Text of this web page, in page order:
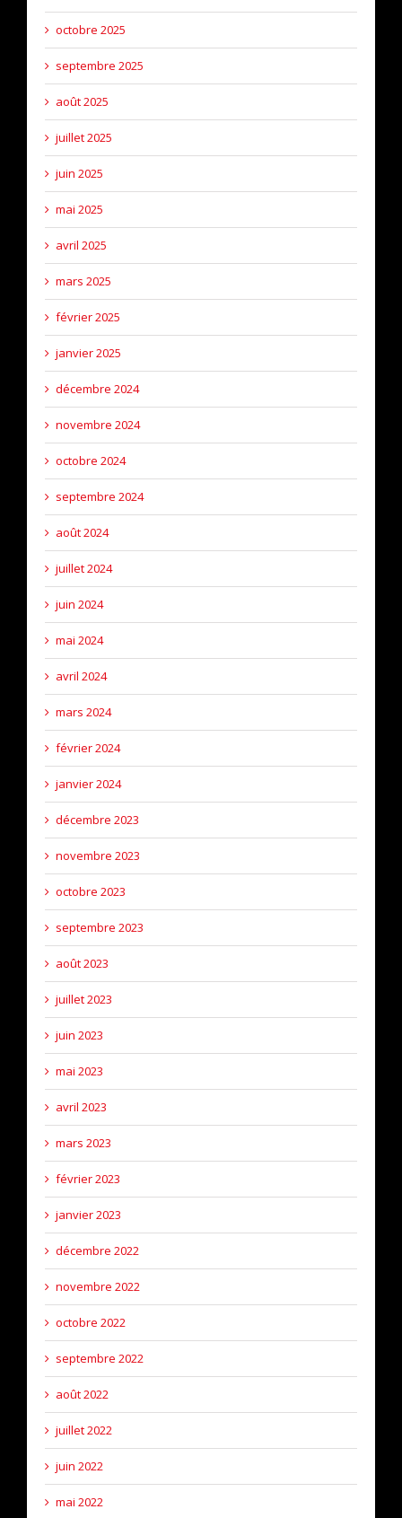
octobre 2025
septembre 2025
août 2025
juillet 2025
juin 2025
mai 2025
avril 2025
mars 2025
février 2025
janvier 2025
décembre 2024
novembre 2024
octobre 2024
septembre 2024
août 2024
juillet 2024
juin 2024
mai 2024
avril 2024
mars 2024
février 2024
janvier 2024
décembre 2023
novembre 2023
octobre 2023
septembre 2023
août 2023
juillet 2023
juin 2023
mai 2023
avril 2023
mars 2023
février 2023
janvier 2023
décembre 2022
novembre 2022
octobre 2022
septembre 2022
août 2022
juillet 2022
juin 2022
mai 2022